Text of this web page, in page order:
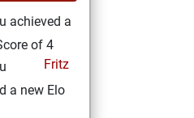
achieved a
of 4
Fritz
a new Elo